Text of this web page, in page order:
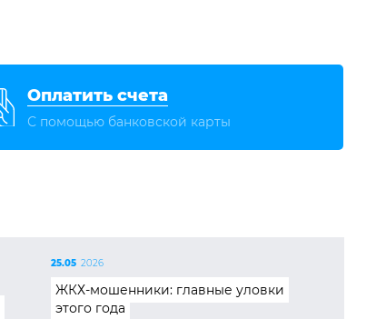
Оплатить счета
С помощью банковской карты
25.05 2026
ЖКХ-мошенники: главные уловки
этого года